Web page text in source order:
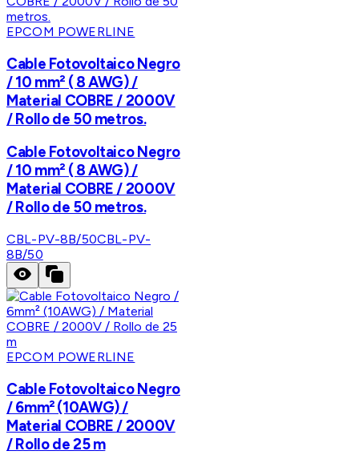
EPCOM POWERLINE
Cable Fotovoltaico Negro
/ 10 mm² ( 8 AWG) /
Material COBRE / 2000V
/ Rollo de 50 metros.
Cable Fotovoltaico Negro
/ 10 mm² ( 8 AWG) /
Material COBRE / 2000V
/ Rollo de 50 metros.
CBL-PV-8B/50CBL-PV-
8B/50
EPCOM POWERLINE
Cable Fotovoltaico Negro
/ 6mm² (10AWG) /
Material COBRE / 2000V
/ Rollo de 25 m